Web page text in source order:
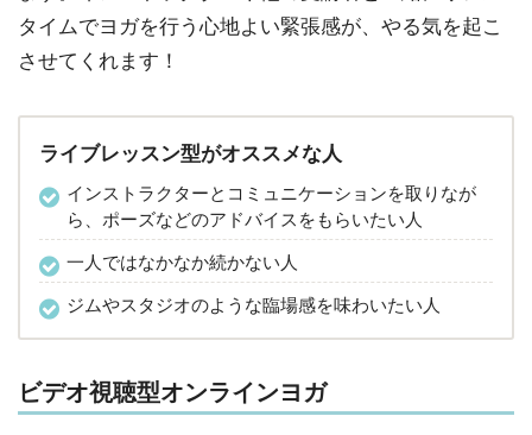
タイムでヨガを行う心地よい緊張感が、やる気を起こ
させてくれます！
ライブレッスン型がオススメな人
インストラクターとコミュニケーションを取りなが
ら、ポーズなどのアドバイスをもらいたい人
一人ではなかなか続かない人
ジムやスタジオのような臨場感を味わいたい人
ビデオ視聴型オンラインヨガ